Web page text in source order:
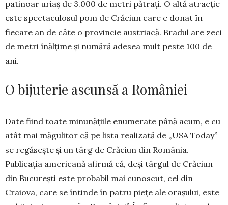
patinoar uriaș de 3.000 de me­tri pătrați. O altă atracție
este spectaculosul pom de Crăciun care e donat în
fiecare an de câte o provincie austriacă. Bradul are zeci
de metri înălțime și numără adesea mult peste 100 de
ani.
O bijuterie ascunsă a României
Date fiind toate minunățiile enumerate până acum, e cu
atât mai măgulitor că pe lista realizată de „USA Today”
se regăsește și un târg de Cră­ciun din România.
Publicația americană afirmă că, deși târgul de Crăciun
din București este pro­babil mai cunoscut, cel din
Craiova, care se în­tinde în patru piețe ale orașului, este